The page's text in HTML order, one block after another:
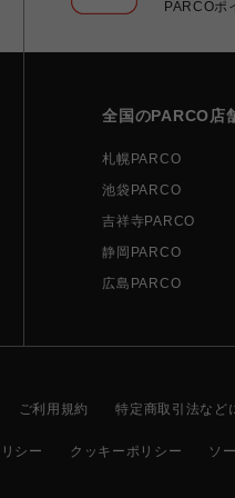
PARCOポ
全国のPARCO店
札幌PARCO
池袋PARCO
吉祥寺PARCO
静岡PARCO
広島PARCO
ご利用規約 特定商取引法など
シー クッキーポリシー ソ